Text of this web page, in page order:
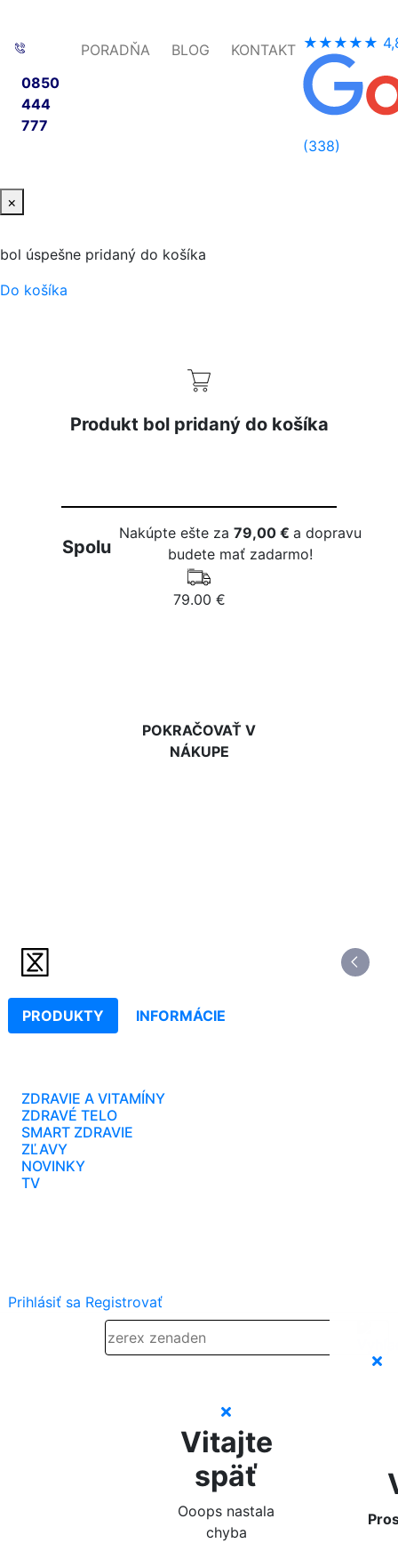
0850
444
777
PORADŇA BLOG KONTAKT ★★★★★
(338)
×
bol úspešne pridaný do košíka
Do košíka
Produkt bol pridaný do košíka
Spolu
Nakúpte ešte za79,00 €a dopravu
budete mať zadarmo!
79.00 €
POKRAČOVAŤ V
NÁKUPE
PRODUKTY INFORMÁCIE
ZDRAVIE A VITAMÍNY
ZDRAVÉ TELO
SMART ZDRAVIE
ZĽAVY
NOVINKY
TV
Prihlásiť sa Registrovať
Vitajte
späť
Ooops nastala
chyba